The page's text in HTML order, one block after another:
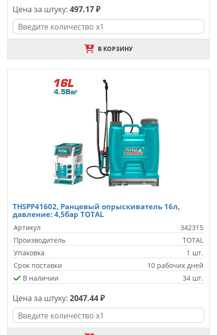
Цена за штуку: 497.17 ₽
В КОРЗИНУ
THSPP41602, Ранцевый опрыскиватель 16л,
давление: 4,5бар TOTAL
Артикул
342315
Производитель
TOTAL
Упаковка
1 шт.
Срок поставки
10 рабочих дней
В наличии
34 шт.
Цена за штуку: 2047.44 ₽